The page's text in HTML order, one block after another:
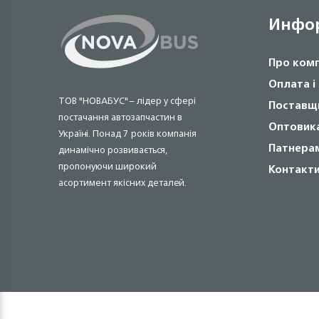
ТОВ "НОВАБУС" – лідер у сфері
постачання автозапчастин в
Україні. Понад 7 років компанія
динамічно розвивається,
пропонуючи широкий
асортимент якісних деталей.
Про
Оплата